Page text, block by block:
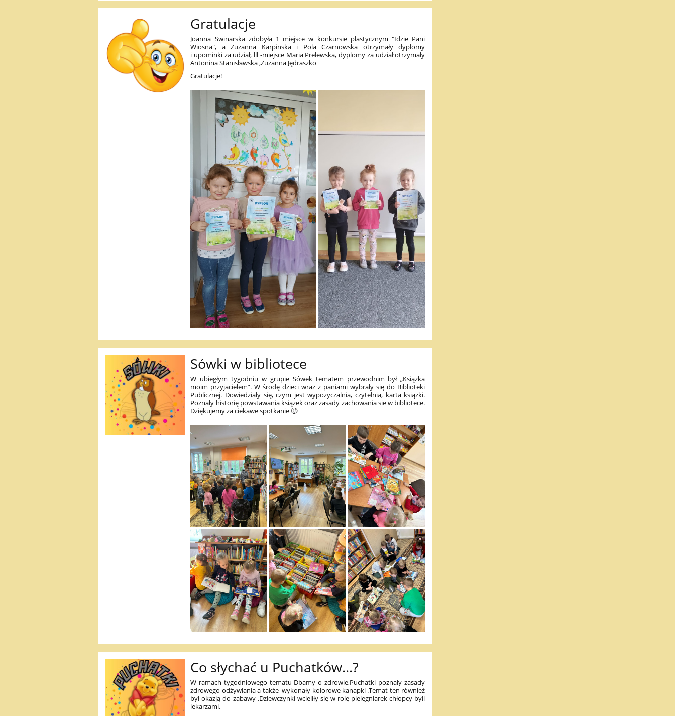
Gratulacje
Joanna Swinarska zdobyła 1 miejsce w konkursie plastycznym "Idzie Pani
Wiosna", a Zuzanna Karpinska i Pola Czarnowska otrzymały dyplomy
i upominki za udział, lll -miejsce Maria Prelewska, dyplomy za udział otrzymały
Antonina Stanisławska ,Zuzanna Jędraszko
Gratulacje!
Sówki w bibliotece
W ubiegłym tygodniu w grupie Sówek tematem przewodnim był „Książka
moim przyjacielem”. W środę dzieci wraz z paniami wybrały się do Biblioteki
Publicznej. Dowiedziały się, czym jest wypożyczalnia, czytelnia, karta książki.
Poznały historię powstawania książek oraz zasady zachowania sie w bibliotece.
Dziękujemy za ciekawe spotkanie 🙂
Co słychać u Puchatków...?
W ramach tygodniowego tematu-Dbamy o zdrowie,Puchatki poznały zasady
zdrowego odżywiania a także wykonały kolorowe kanapki .Temat ten również
był okazją do zabawy .Dziewczynki wcieliły się w rolę pielęgniarek chłopcy byli
lekarzami.